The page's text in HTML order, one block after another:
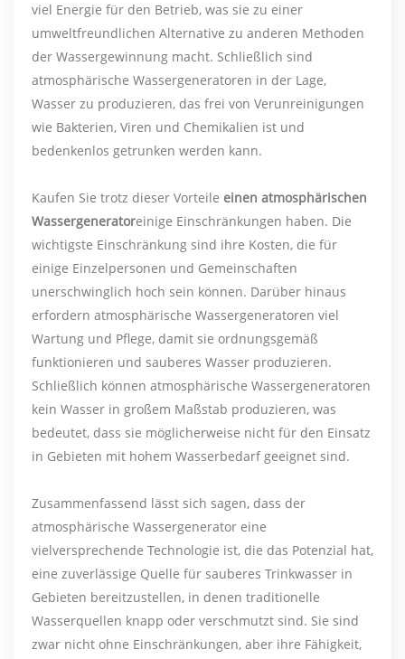
viel Energie für den Betrieb, was sie zu einer
umweltfreundlichen Alternative zu anderen Methoden
der Wassergewinnung macht. Schließlich sind
atmosphärische Wassergeneratoren in der Lage,
Wasser zu produzieren, das frei von Verunreinigungen
wie Bakterien, Viren und Chemikalien ist und
bedenkenlos getrunken werden kann.
Kaufen Sie trotz dieser Vorteile einen atmosphärischen
Wassergeneratoreinige Einschränkungen haben. Die
wichtigste Einschränkung sind ihre Kosten, die für
einige Einzelpersonen und Gemeinschaften
unerschwinglich hoch sein können. Darüber hinaus
erfordern atmosphärische Wassergeneratoren viel
Wartung und Pflege, damit sie ordnungsgemäß
funktionieren und sauberes Wasser produzieren.
Schließlich können atmosphärische Wassergeneratoren
kein Wasser in großem Maßstab produzieren, was
bedeutet, dass sie möglicherweise nicht für den Einsatz
in Gebieten mit hohem Wasserbedarf geeignet sind.
Zusammenfassend lässt sich sagen, dass der
atmosphärische Wassergenerator eine
vielversprechende Technologie ist, die das Potenzial hat,
eine zuverlässige Quelle für sauberes Trinkwasser in
Gebieten bereitzustellen, in denen traditionelle
Wasserquellen knapp oder verschmutzt sind. Sie sind
zwar nicht ohne Einschränkungen, aber ihre Fähigkeit,